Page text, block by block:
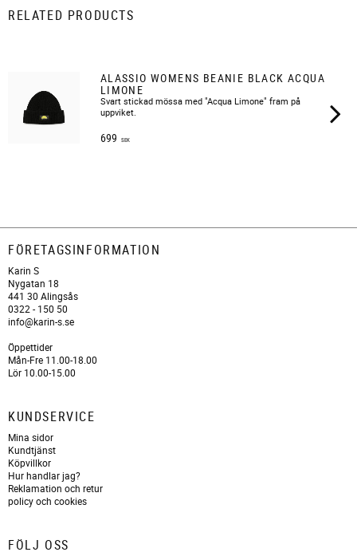
RELATED PRODUCTS
ALASSIO WOMENS BEANIE BLACK ACQUA
LIMONE
Svart stickad mössa med "Acqua Limone" fram på
uppviket.
699 SEK
FÖRETAGSINFORMATION
Karin S
Nygatan 18
441 30 Alingsås
0322 - 150 50
info@karin-s.se
Öppettider
Mån-Fre 11.00-18.00
Lör 10.00-15.00
KUNDSERVICE
Mina sidor
Kundtjänst
Köpvillkor
Hur handlar jag?
Reklamation och retur
policy och cookies
FÖLJ OSS